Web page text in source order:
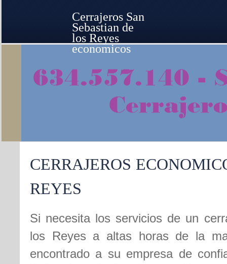
CERRAJEROS
REYES
Si necesita los servicios de un
los Reyes a altas horas de la
encontrado a su empresa de
Cerrajeros San
Sebastian de
los Reyes
economicos